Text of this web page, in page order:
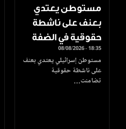
مستوطن يعتدي
بعنف على ناشطة
حقوقية في الضفة
08/08/2026 - 18:35
مستوطن إسرائيلي يعتدي بعنف
على ناشطة حقوقية
تضامنت…